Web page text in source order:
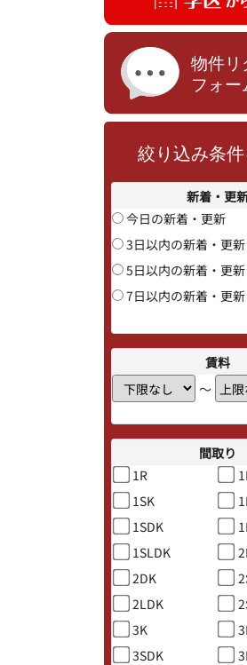
絞り込み条
新着・更
今日の新着・更新
3日以内の新着・更新
5日以内の新着・更新
7日以内の新着・更新
賃料
〜
間取り
1R
1SK
1SDK
1SLDK
2DK
2LDK
3K
3SDK